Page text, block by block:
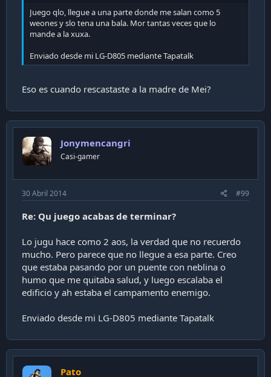
Juego qlo, llegue a una parte donde me salan como 5
weones y slo tena una bala. Mor tantas veces que lo
mande a la xuxa.
Enviado desde mi LG-D805 mediante Tapatalk
Eso es cuando rescastaste a la madre de Mei?
Jonymencangri
Casi-gamer
30 Abril 2014 #99
Re: Qu juego acabas de terminar?
Lo jugu hace como 2 aos, la verdad que no recuerdo
mucho. Pero parece que no llegue a esa parte. Creo
que estaba pasando por un puente con neblina o
humo que me quitaba salud, y luego escalaba el
edificio y ah estaba el campamento enemigo.
Enviado desde mi LG-D805 mediante Tapatalk
Pato